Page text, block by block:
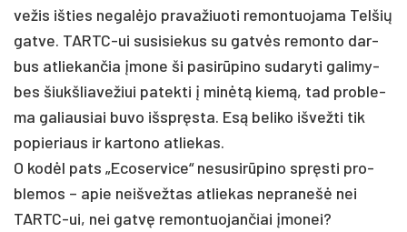
ve­žis iš­ties ne­galė­jo pra­va­žiuo­ti re­mon­tuo­ja­ma Tel­šių
gat­ve. TARTC-ui su­si­sie­kus su gatvės re­mon­to dar­
bus at­lie­kan­čia įmo­ne ši pa­si­rūpi­no su­da­ry­ti ga­li­my­
bes šiukš­lia­ve­žiui pa­tek­ti į minėtą kiemą, tad pro­ble­
ma ga­liau­siai bu­vo išspręs­ta. Esą be­li­ko iš­vež­ti tik
po­pie­riaus ir kar­to­no at­lie­kas.
O kodėl pa­ts „Eco­ser­vi­ce“ ne­su­sirū­pi­no spręsti pro­
ble­mos – apie neiš­vež­tas at­lie­kas ne­pra­nešė nei
TARTC-ui, nei gatvę re­mon­tuo­jan­čiai įmo­nei?